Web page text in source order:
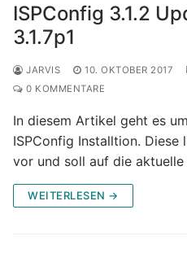
ISPConfig 3.1.2
3.1.7p1
JARVIS 10. OKTOBER 2017
0 KOMMENTARE
In diesem Artikel geht es
ISPConfig Installtion. Diese
vor und soll auf die aktuelle
WEITERLESEN →